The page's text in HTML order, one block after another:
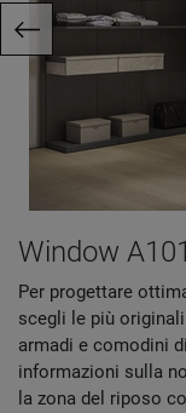
Window A101
Per progettare
scegli le più
armadi e comodini
informazioni sulla
la zona del riposo